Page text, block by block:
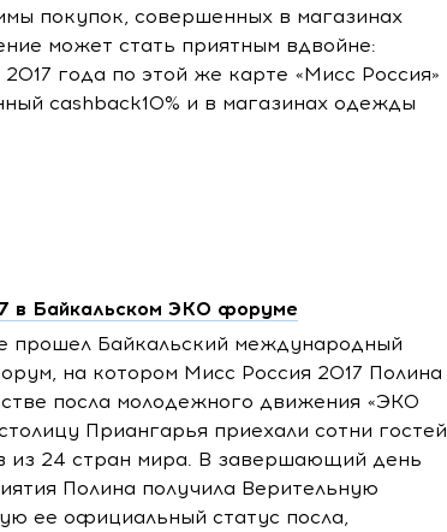
покупок, совершенных в магазинах
может стать приятным вдвойне:
2017 года по этой же карте «Мисс Россия»
cashback10% и в магазинах одежды
в Байкальском ЭКО форуме
прошел Байкальский международный
на котором Мисс Россия 2017 Полина
посла молодежного движения «ЭКО
Приангарья приехали сотни гостей
из 24 стран мира. В завершающий день
Полина получила Верительную
ее официальный статус посла,